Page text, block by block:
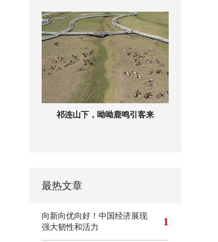
祁连山下，呦呦鹿鸣引客来
最热文章
向新向优向好！中国经济展现
强大韧性和活力
1